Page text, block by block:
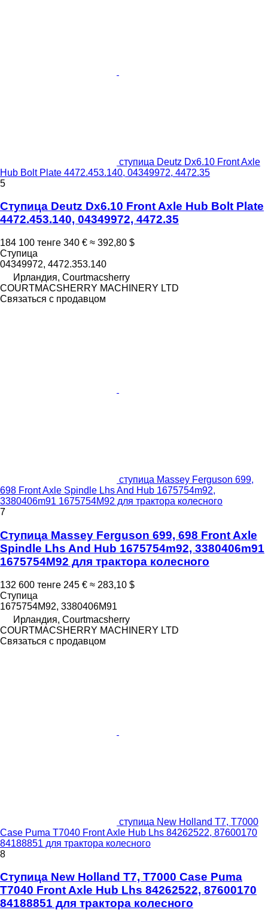
ступица Deutz Dx6.10 Front Axle
Hub Bolt Plate 4472.453.140, 04349972, 4472.35
5
Ступица Deutz Dx6.10 Front Axle Hub Bolt Plate
4472.453.140, 04349972, 4472.35
184 100 тенге 340 € ≈ 392,80 $
Ступица
04349972, 4472.353.140
Ирландия, Courtmacsherry
COURTMACSHERRY MACHINERY LTD
Связаться с продавцом
ступица Massey Ferguson 699,
698 Front Axle Spindle Lhs And Hub 1675754m92,
3380406m91 1675754M92 для трактора колесного
7
Ступица Massey Ferguson 699, 698 Front Axle
Spindle Lhs And Hub 1675754m92, 3380406m91
1675754M92 для трактора колесного
132 600 тенге 245 € ≈ 283,10 $
Ступица
1675754M92, 3380406M91
Ирландия, Courtmacsherry
COURTMACSHERRY MACHINERY LTD
Связаться с продавцом
ступица New Holland T7, T7000
Case Puma T7040 Front Axle Hub Lhs 84262522, 87600170
84188851 для трактора колесного
8
Ступица New Holland T7, T7000 Case Puma
T7040 Front Axle Hub Lhs 84262522, 87600170
84188851 для трактора колесного